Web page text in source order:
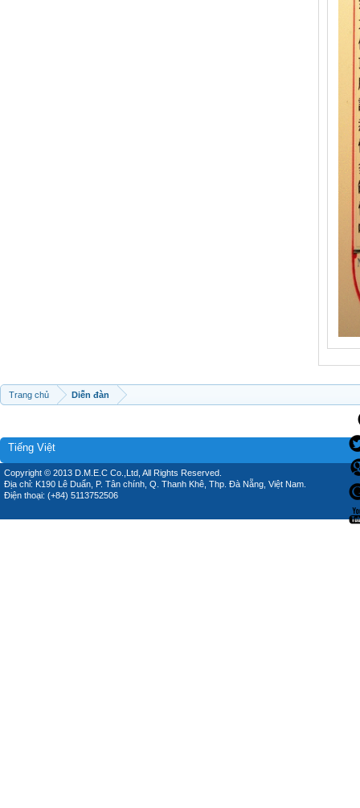
Trang chủ Diễn đàn
Tiếng Việt
Copyright © 2013 D.M.E.C Co.,Ltd, All Rights Reserved.
Địa chỉ: K190 Lê Duẩn, P. Tân chính, Q. Thanh Khê, Thp. Đà Nẵng, Việt Nam.
Điện thoại: (+84) 5113752506